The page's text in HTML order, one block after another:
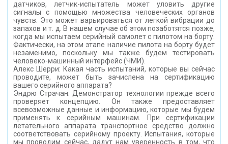
датчиков, летчик-испытатель может уловить другие
сигналы с помощью множества человеческих органов
чувств. Это может варьироваться от легкой вибрации до
запахов и т. д. В нашем случае об этом позаботятся позже,
когда мы испытаем серийный самолет с пилотом на борту.
Фактически, на этом этапе наличие пилота на борту будет
незаменимо, поскольку мы также будем тестировать
человеко-машинный интерфейс (ЧМИ).
Алекс Шерри: Какая часть испытаний, которые вы сейчас
проводите, может быть зачислена на сертификацию
вашего серийного аппарата?
Эндрю Страчан: Демонстратор технологии прежде всего
проверяет концепцию. Он также предоставляет
всевозможные данные и информацию, которые мы будем
применять к серийным машинам. При сертификации
летательного аппарата транспортное средство должно
соответствовать серийному проекту. Испытания, которые
мы проводим сейчас, дадут нам уверенность в том, что